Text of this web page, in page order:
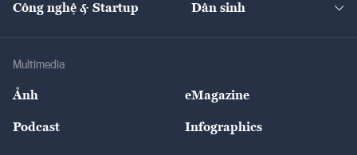
Tư vấn Nông sản
Giải trí
Công nghệ & Startup Dân sinh
Multimedia
Ảnh eMagazine
Podcast Infographics